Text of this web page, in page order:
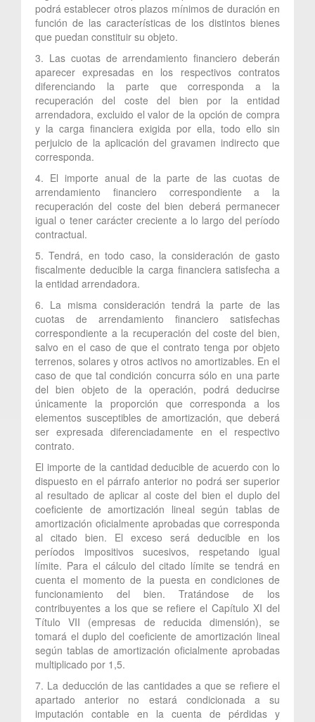
podrá establecer otros plazos mínimos de duración en
función de las características de los distintos bienes
que puedan constituir su objeto.
3. Las cuotas de arrendamiento financiero deberán
aparecer expresadas en los respectivos contratos
diferenciando la parte que corresponda a la
recuperación del coste del bien por la entidad
arrendadora, excluido el valor de la opción de compra
y la carga financiera exigida por ella, todo ello sin
perjuicio de la aplicación del gravamen indirecto que
corresponda.
4. El importe anual de la parte de las cuotas de
arrendamiento financiero correspondiente a la
recuperación del coste del bien deberá permanecer
igual o tener carácter creciente a lo largo del período
contractual.
5. Tendrá, en todo caso, la consideración de gasto
fiscalmente deducible la carga financiera satisfecha a
la entidad arrendadora.
6. La misma consideración tendrá la parte de las
cuotas de arrendamiento financiero satisfechas
correspondiente a la recuperación del coste del bien,
salvo en el caso de que el contrato tenga por objeto
terrenos, solares y otros activos no amortizables. En el
caso de que tal condición concurra sólo en una parte
del bien objeto de la operación, podrá deducirse
únicamente la proporción que corresponda a los
elementos susceptibles de amortización, que deberá
ser expresada diferenciadamente en el respectivo
contrato.
El importe de la cantidad deducible de acuerdo con lo
dispuesto en el párrafo anterior no podrá ser superior
al resultado de aplicar al coste del bien el duplo del
coeficiente de amortización lineal según tablas de
amortización oficialmente aprobadas que corresponda
al citado bien. El exceso será deducible en los
períodos impositivos sucesivos, respetando igual
límite. Para el cálculo del citado límite se tendrá en
cuenta el momento de la puesta en condiciones de
funcionamiento del bien. Tratándose de los
contribuyentes a los que se refiere el Capítulo XI del
Título VII (empresas de reducida dimensión), se
tomará el duplo del coeficiente de amortización lineal
según tablas de amortización oficialmente aprobadas
multiplicado por 1,5.
7. La deducción de las cantidades a que se refiere el
apartado anterior no estará condicionada a su
imputación contable en la cuenta de pérdidas y